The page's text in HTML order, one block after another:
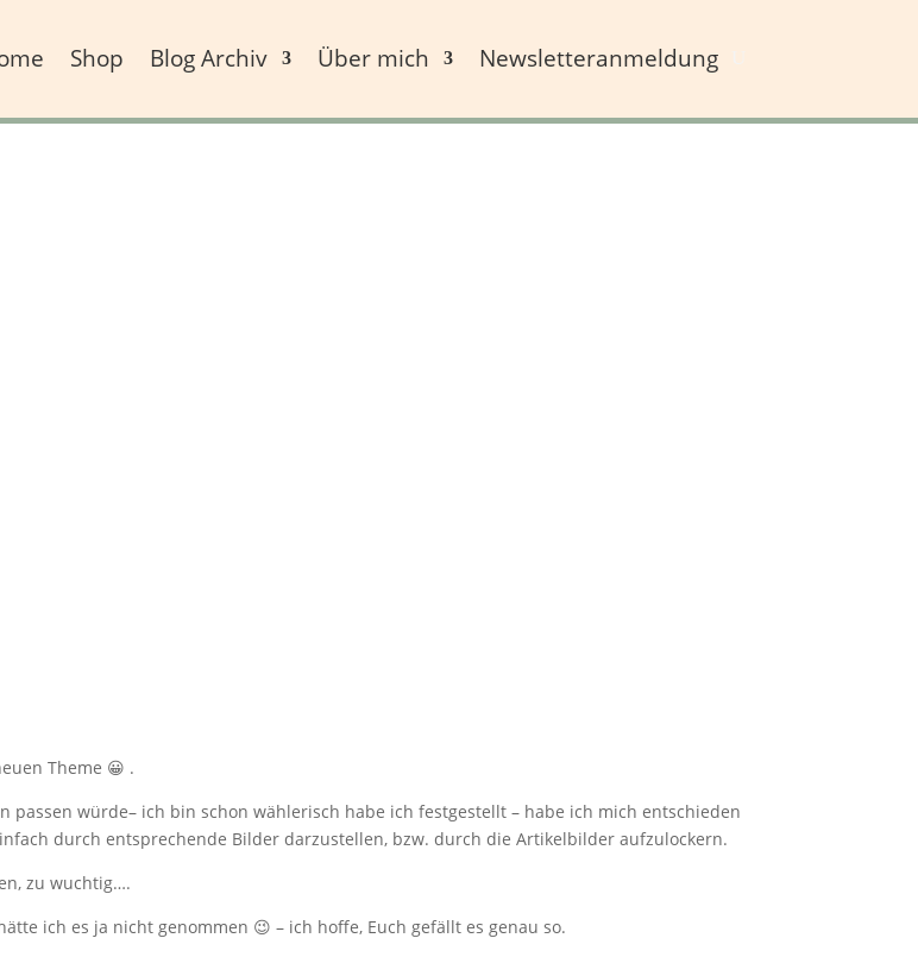
Shop Blog Archiv Über mich Newsletteranmeldung
Theme 😀 .
würde– ich bin schon wählerisch habe ich festgestellt – habe ich mich entschieden
durch entsprechende Bilder darzustellen, bzw. durch die Artikelbilder aufzulockern.
zu wuchtig….
ich es ja nicht genommen 😉 – ich hoffe, Euch gefällt es genau so.